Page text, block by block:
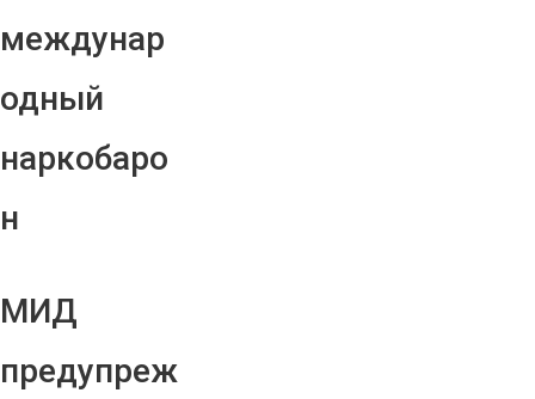
междунар
одный
наркобаро
н
МИД
предупреж